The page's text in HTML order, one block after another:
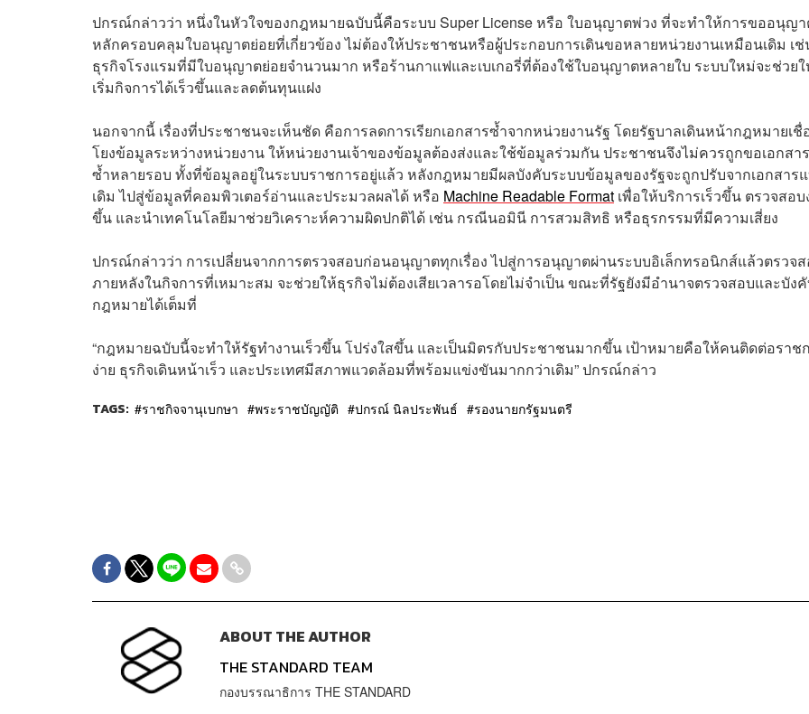
ปกรณ์กล่าวว่า หนึ่งในหัวใจของกฎหมายฉบับนี้คือระบบ Super License หรือ ใบอนุญาตพ่วง ที่จะทำให้การขออนุญ
หลักครอบคลุมใบอนุญาตย่อยที่เกี่ยวข้อง ไม่ต้องให้ประชาชนหรือผู้ประกอบการเดินขอหลายหน่วยงานเหมือนเดิม เ
ธุรกิจโรงแรมที่มีใบอนุญาตย่อยจำนวนมาก หรือร้านกาแฟและเบเกอรี่ที่ต้องใช้ใบอนุญาตหลายใบ ระบบใหม่จะช่วย
เริ่มกิจการได้เร็วขึ้นและลดต้นทุนแฝง
นอกจากนี้ เรื่องที่ประชาชนจะเห็นชัด คือการลดการเรียกเอกสารซ้ำจากหน่วยงานรัฐ โดยรัฐบาลเดินหน้ากฎหมายเชื่
โยงข้อมูลระหว่างหน่วยงาน ให้หน่วยงานเจ้าของข้อมูลต้องส่งและใช้ข้อมูลร่วมกัน ประชาชนจึงไม่ควรถูกขอเอกสา
ซ้ำหลายรอบ ทั้งที่ข้อมูลอยู่ในระบบราชการอยู่แล้ว หลังกฎหมายมีผลบังคับระบบข้อมูลของรัฐจะถูกปรับจากเอกสาร
เดิม ไปสู่ข้อมูลที่คอมพิวเตอร์อ่านและประมวลผลได้ หรือ Machine Readable Format เพื่อให้บริการเร็วขึ้น ตรวจสอบ
ขึ้น และนำเทคโนโลยีมาช่วยวิเคราะห์ความผิดปกติได้ เช่น กรณีนอมินี การสวมสิทธิ หรือธุรกรรมที่มีความเสี่ยง
ปกรณ์กล่าวว่า การเปลี่ยนจากการตรวจสอบก่อนอนุญาตทุกเรื่อง ไปสู่การอนุญาตผ่านระบบอิเล็กทรอนิกส์แล้วตรวจ
ภายหลังในกิจการที่เหมาะสม จะช่วยให้ธุรกิจไม่ต้องเสียเวลารอโดยไม่จำเป็น ขณะที่รัฐยังมีอำนาจตรวจสอบและบัง
กฎหมายได้เต็มที่
“กฎหมายฉบับนี้จะทำให้รัฐทำงานเร็วขึ้น โปร่งใสขึ้น และเป็นมิตรกับประชาชนมากขึ้น เป้าหมายคือให้คนติดต่อราช
ง่าย ธุรกิจเดินหน้าเร็ว และประเทศมีสภาพแวดล้อมที่พร้อมแข่งขันมากกว่าเดิม” ปกรณ์กล่าว
TAGS: ราชกิจจานุเบกษา พระราชบัญญัติ ปกรณ์ นิลประพันธ์ รองนายกรัฐมนตรี
ABOUT THE AUTHOR
THE STANDARD TEAM
กองบรรณาธิการ THE STANDARD